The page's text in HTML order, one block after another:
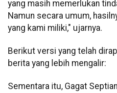
yang masih memerlukan
Namun secara umum,
yang kami miliki," ujarnya.
Berikut versi yang telah
berita yang lebih mengalir:
Sementara itu, Gagat